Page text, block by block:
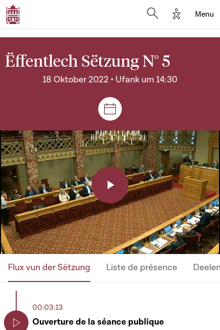
Options
Menu
Ëffentlech Sëtzung N° 5
18 Oktober 2022 • Ufank um 14:30
Sëtzungen a Reuniounen
Play
Video
Flux vun der Sëtzung Liste de présence
00:03:13
Ouverture de la séance publique